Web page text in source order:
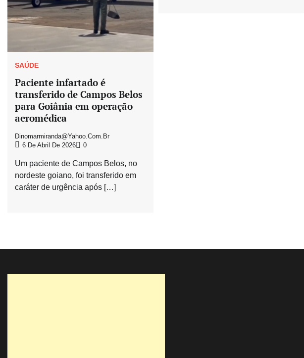
SAÚDE
Paciente infartado é
transferido de Campos Belos
para Goiânia em operação
aeromédica
Dinomarmiranda@yahoo.com.br
6 De Abril De 2026
0
Um paciente de Campos Belos, no
nordeste goiano, foi transferido em
caráter de urgência após […]